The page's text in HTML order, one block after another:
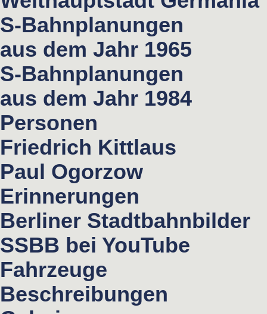
S-Bahnplanungen
aus dem Jahr 1965
S-Bahnplanungen
aus dem Jahr 1984
Personen
Friedrich Kittlaus
Paul Ogorzow
Erinnerungen
Berliner Stadtbahnbilder
SSBB bei YouTube
Fahrzeuge
Beschreibungen